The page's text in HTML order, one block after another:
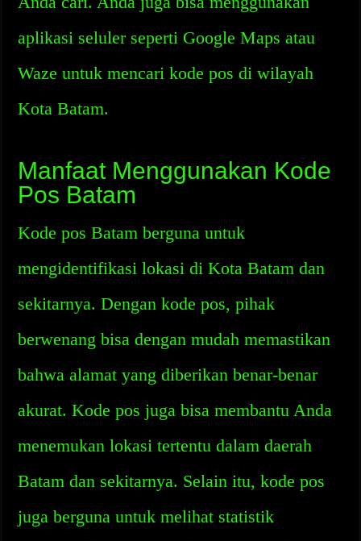
aplikasi seluler seperti Google Maps atau
Waze untuk mencari kode pos di wilayah
Kota Batam.
Manfaat Menggunakan Kode
Pos Batam
Kode pos Batam berguna untuk
mengidentifikasi lokasi di Kota Batam dan
sekitarnya. Dengan kode pos, pihak
berwenang bisa dengan mudah memastikan
bahwa alamat yang diberikan benar-benar
akurat. Kode pos juga bisa membantu Anda
menemukan lokasi tertentu dalam daerah
Batam dan sekitarnya. Selain itu, kode pos
juga berguna untuk melihat statistik